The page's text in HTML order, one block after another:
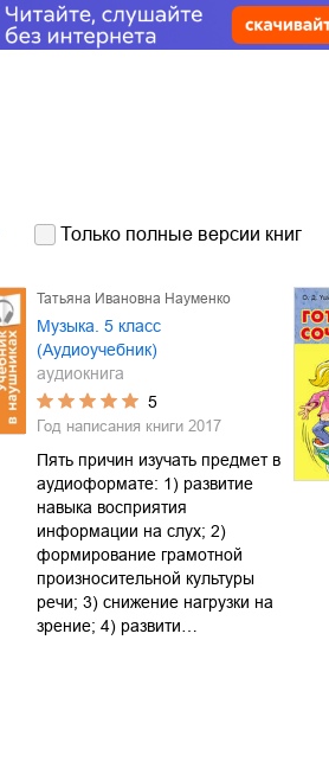
Только полные версии книг
Татьяна Ивановна Науменко
Музыка. 5 класс
(Аудиоучебник)
аудиокнига
5
Год написания книги 2017
Пять причин изучать предмет в
аудиоформате: 1) развитие
навыка восприятия
информации на слух; 2)
формирование грамотной
произносительной культуры
речи; 3) снижение нагрузки на
зрение; 4) развити…